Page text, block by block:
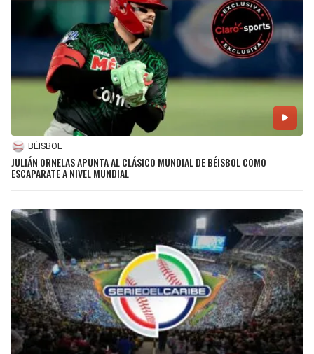
BÉISBOL
JULIÁN ORNELAS APUNTA AL CLÁSICO MUNDIAL DE BÉISBOL COMO
ESCAPARATE A NIVEL MUNDIAL